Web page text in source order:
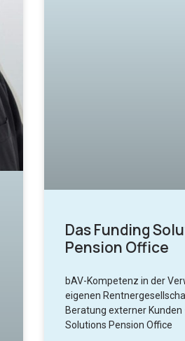
Das Funding
Pension Office
bAV-Kompetenz in der
eigenen
Beratung externer Kunden
Solutions Pension Office